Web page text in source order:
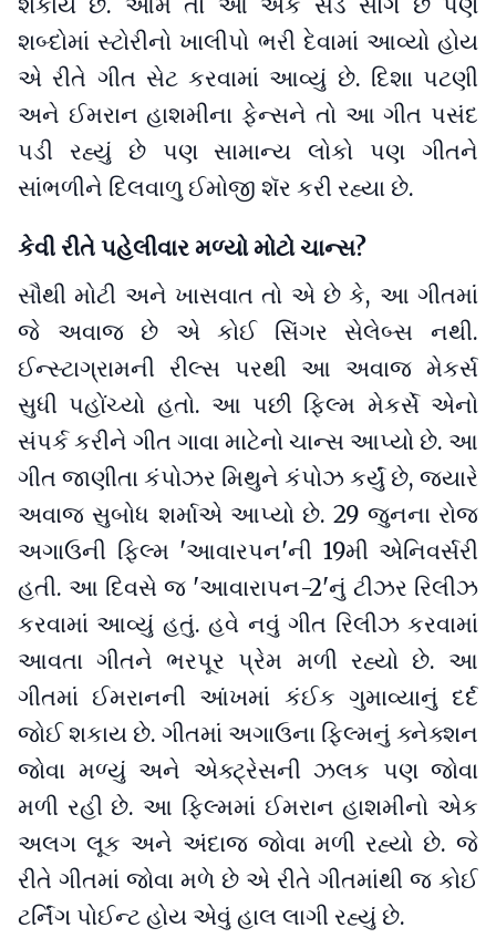
શકાય છે. આમ તો આ એક સેડ સોંગ છે પણ
શબ્દોમાં સ્ટોરીનો ખાલીપો ભરી દેવામાં આવ્યો હોય
એ રીતે ગીત સેટ કરવામાં આવ્યું છે. દિશા પટણી
અને ઈમરાન હાશમીના ફેન્સને તો આ ગીત પસંદ
પડી રહ્યું છે પણ સામાન્ય લોકો પણ ગીતને
સાંભળીને દિલવાળુ ઈમોજી શૅર કરી રહ્યા છે.
કેવી રીતે પહેલીવાર મળ્યો મોટો ચાન્સ?
સૌથી મોટી અને ખાસવાત તો એ છે કે, આ ગીતમાં
જે અવાજ છે એ કોઈ સિંગર સેલેબ્સ નથી.
ઈન્સ્ટાગ્રામની રીલ્સ પરથી આ અવાજ મેકર્સ
સુધી પહોંચ્યો હતો. આ પછી ફિલ્મ મેકર્સે એનો
સંપર્ક કરીને ગીત ગાવા માટેનો ચાન્સ આપ્યો છે. આ
ગીત જાણીતા કંપોઝર મિથુને કંપોઝ કર્યું છે, જ્યારે
અવાજ સુબોધ શર્માએ આપ્યો છે. 29 જુનના રોજ
અગાઉની ફિલ્મ 'આવારપન'ની 19મી એનિવર્સરી
હતી. આ દિવસે જ 'આવારાપન-2'નું ટીઝર રિલીઝ
કરવામાં આવ્યું હતું. હવે નવું ગીત રિલીઝ કરવામાં
આવતા ગીતને ભરપૂર પ્રેમ મળી રહ્યો છે. આ
ગીતમાં ઈમરાનની આંખમાં કંઈક ગુમાવ્યાનું દર્દ
જોઈ શકાય છે. ગીતમાં અગાઉના ફિલ્મનું ક્નેક્શન
જોવા મળ્યું અને એક્ટ્રેસની ઝલક પણ જોવા
મળી રહી છે. આ ફિલ્મમાં ઈમરાન હાશમીનો એક
અલગ લૂક અને અંદાજ જોવા મળી રહ્યો છે. જે
રીતે ગીતમાં જોવા મળે છે એ રીતે ગીતમાંથી જ કોઈ
ટર્નિંગ પોઈન્ટ હોય એવું હાલ લાગી રહ્યું છે.